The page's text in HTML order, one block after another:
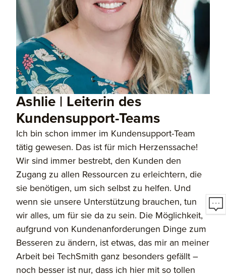
Ashlie | Leiterin des
Kundensupport-Teams
Ich bin schon immer im Kundensupport-Team
tätig gewesen. Das ist für mich Herzenssache!
Wir sind immer bestrebt, den Kunden den
Zugang zu allen Ressourcen zu erleichtern, die
sie benötigen, um sich selbst zu helfen. Und
wenn sie unsere Unterstützung brauchen, tun
wir alles, um für sie da zu sein. Die Möglichkeit,
aufgrund von Kundenanforderungen Dinge zum
Besseren zu ändern, ist etwas, das mir an meiner
Arbeit bei TechSmith ganz besonders gefällt –
noch besser ist nur, dass ich hier mit so tollen